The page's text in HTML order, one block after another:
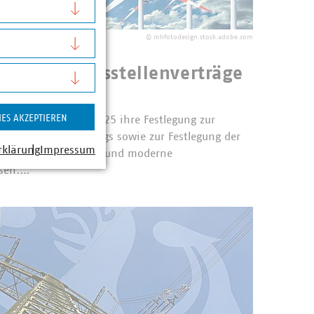
© mhfotodesign.stock.adobe.com
legt Messstellenverträge
hat am 20.11.2025 ihre Festlegung zur
sowie zur Festlegung der
Messsysteme und moderne
AKZEPTIEREN
Impressum